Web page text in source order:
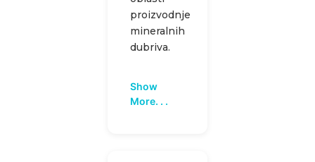
proizvodnje
mineralnih
dubriva.
Show
More. . .